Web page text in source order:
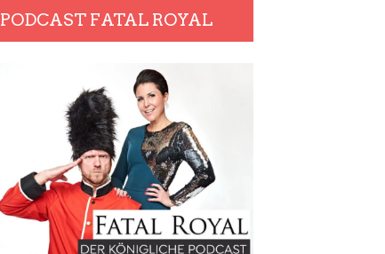
PODCAST FATAL ROYAL